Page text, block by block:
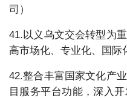
司）
41.以义乌文交会转型为
高市场化、专业化、国际
42.整合丰富国家文化产
目服务平台功能，深入